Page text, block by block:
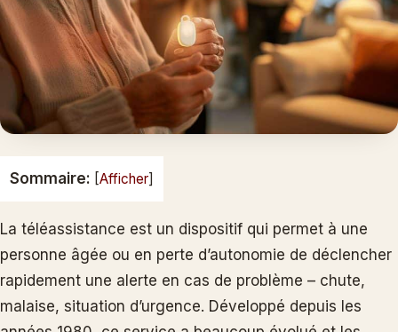
Sommaire: [Afficher]
La téléassistance est un dispositif qui permet à une
personne âgée ou en perte d’autonomie de déclencher
rapidement une alerte en cas de problème – chute,
malaise, situation d’urgence. Développé depuis les